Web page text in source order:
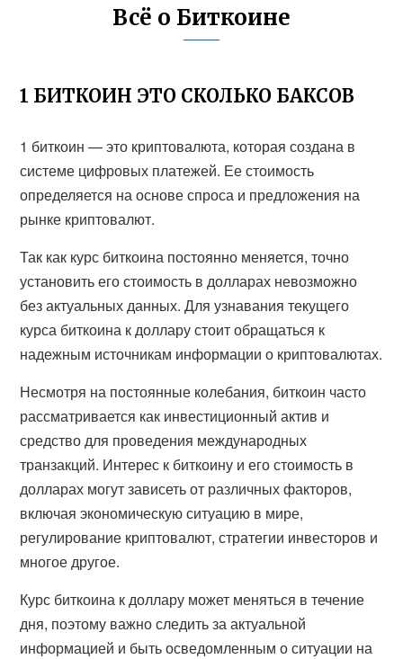
Всё о Биткоине
1 БИТКОИН ЭТО СКОЛЬКО БАКСОВ
1 биткоин — это криптовалюта, которая создана в
системе цифровых платежей. Ее стоимость
определяется на основе спроса и предложения на
рынке криптовалют.
Так как курс биткоина постоянно меняется, точно
установить его стоимость в долларах невозможно
без актуальных данных. Для узнавания текущего
курса биткоина к доллару стоит обращаться к
надежным источникам информации о криптовалютах.
Несмотря на постоянные колебания, биткоин часто
рассматривается как инвестиционный актив и
средство для проведения международных
транзакций. Интерес к биткоину и его стоимость в
долларах могут зависеть от различных факторов,
включая экономическую ситуацию в мире,
регулирование криптовалют, стратегии инвесторов и
многое другое.
Курс биткоина к доллару может меняться в течение
дня, поэтому важно следить за актуальной
информацией и быть осведомленным о ситуации на